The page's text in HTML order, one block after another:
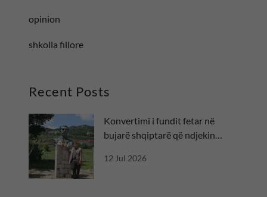
opinion
shkolla fillore
Recent Posts
Konvertimi i fundit fetar në
bujarë shqiptarë që ndjekin
12 Jul 2026